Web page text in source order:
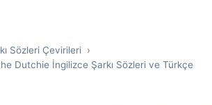
Sözleri Çevirileri
Dutchie İngilizce Şarkı Sözleri ve Türkçe